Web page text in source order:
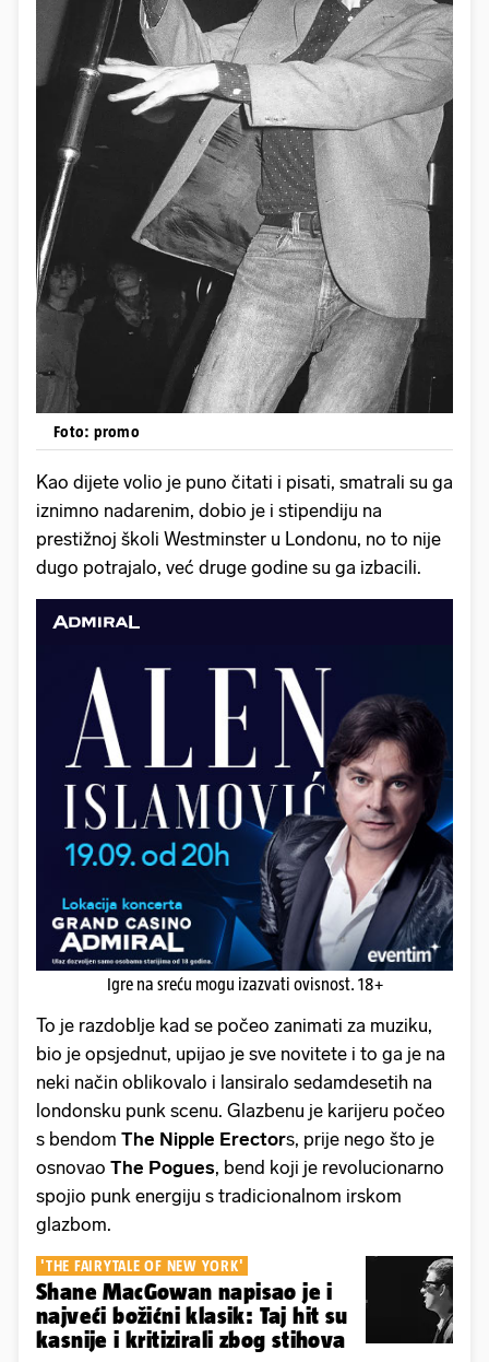
Foto: promo
Kao dijete volio je puno čitati i pisati, smatrali su ga
iznimno nadarenim, dobio je i stipendiju na
prestižnoj školi Westminster u Londonu, no to nije
dugo potrajalo, već druge godine su ga izbacili.
Igre na sreću mogu izazvati ovisnost. 18+
To je razdoblje kad se počeo zanimati za muziku,
bio je opsjednut, upijao je sve novitete i to ga je na
neki način oblikovalo i lansiralo sedamdesetih na
londonsku punk scenu. Glazbenu je karijeru počeo
s bendom The Nipple Erectors, prije nego što je
osnovao The Pogues, bend koji je revolucionarno
spojio punk energiju s tradicionalnom irskom
glazbom.
'THE FAIRYTALE OF NEW YORK'
Shane MacGowan napisao je i
najveći božićni klasik: Taj hit su
kasnije i kritizirali zbog stihova